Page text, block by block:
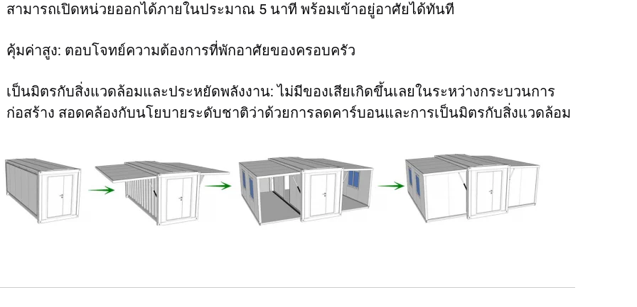
สามารถเปิดหน่วยออกได้ภายในประมาณ 5 นาที พร้อมเข้าอยู่อาศัยได้ทันที
คุ้มค่าสูง: ตอบโจทย์ความต้องการที่พักอาศัยของครอบครัว
เป็นมิตรกับสิ่งแวดล้อมและประหยัดพลังงาน: ไม่มีของเสียเกิดขึ้นเลยในระหว่างกระบวนการ
ก่อสร้าง สอดคล้องกับนโยบายระดับชาติว่าด้วยการลดคาร์บอนและการเป็นมิตรกับสิ่งแวดล้อม